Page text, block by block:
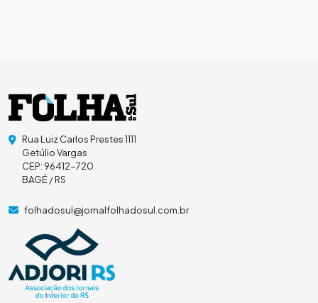
Rua Luiz Carlos Prestes 1111
Getúlio Vargas
CEP: 96412-720
BAGÉ / RS
folhadosul@jornalfolhadosul.com.br